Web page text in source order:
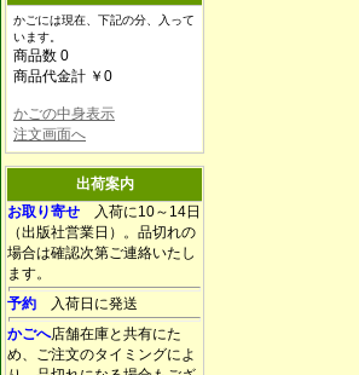
かごには現在、下記の分、入って
います。
商品数 0
商品代金計 ￥0
かごの中身表示
注文画面へ
出荷案内
お取り寄せ 入荷に10～14日
（出版社営業日）。品切れの
場合は確認次第ご連絡いたし
ます。
予約 入荷日に発送
かごへ店舗在庫と共有にた
め、ご注文のタイミングによ